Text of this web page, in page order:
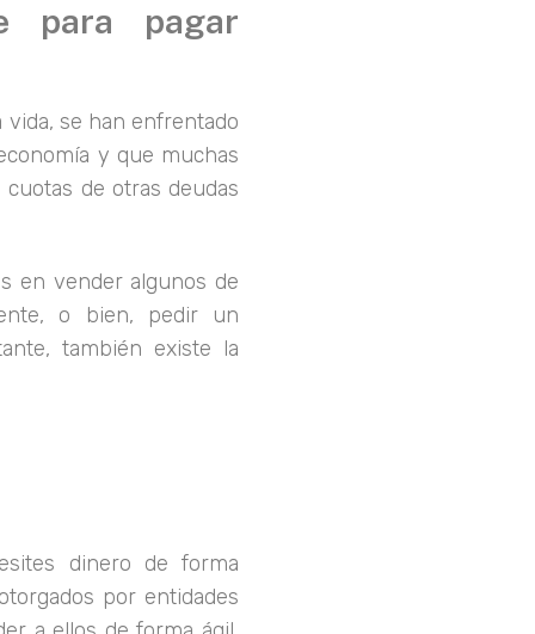
para pagar
se han enfrentado
y que muchas
de otras deudas
en vender algunos de
o bien, pedir un
también existe la
dinero de forma
por entidades